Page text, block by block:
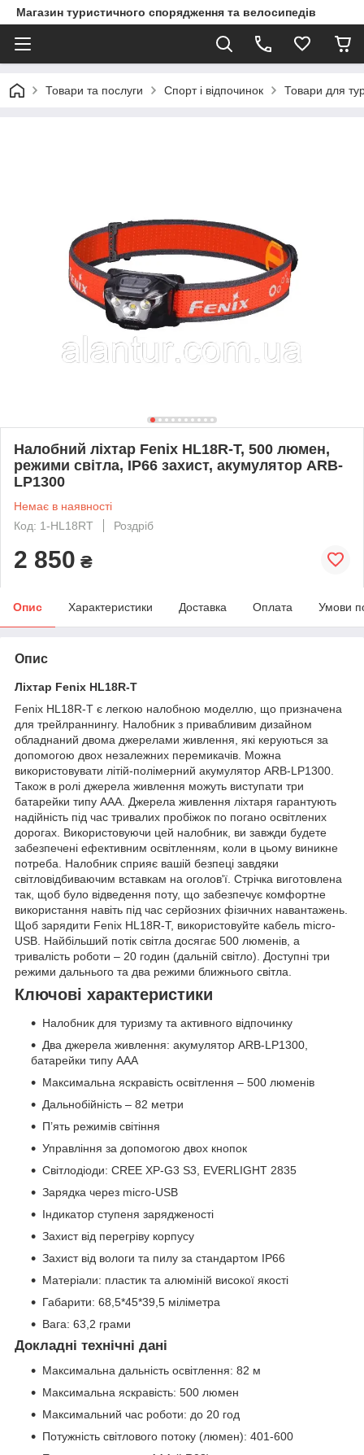
Магазин туристичного спорядження та велосипедів
Товари та послуги Спорт і відпочинок Товари для
Налобний ліхтар Fenix HL18R-T, 500 люмен,
режими світла, IP66 захист, акумулятор ARB-
LP1300
Немає в наявності
Код: 1-HL18RT
Роздріб
2 850 ₴
Опис Характеристики Доставка Оплата Умови
Опис
Ліхтар Fenix HL18R-T
Fenix HL18R-T є легкою налобною моделлю, що призначена
для трейлраннингу. Налобник з привабливим дизайном
обладнаний двома джерелами живлення, які керуються за
допомогою двох незалежних перемикачів. Можна
використовувати літій-полімерний акумулятор ARB-LP1300.
Також в ролі джерела живлення можуть виступати три
батарейки типу AAA. Джерела живлення ліхтаря гарантують
надійність під час тривалих пробіжок по погано освітлених
дорогах. Використовуючи цей налобник, ви завжди будете
забезпечені ефективним освітленням, коли в цьому виникне
потреба. Налобник сприяє вашій безпеці завдяки
світловідбиваючим вставкам на оголов'ї. Стрічка виготовлена
так, щоб було відведення поту, що забезпечує комфортне
використання навіть під час серйозних фізичних навантажень.
Щоб зарядити Fenix HL18R-T, використовуйте кабель micro-
USB. Найбільший потік світла досягає 500 люменів, а
тривалість роботи – 20 годин (дальній світло). Доступні три
режими дальнього та два режими ближнього світла.
Ключові характеристики
Налобник для туризму та активного відпочинку
Два джерела живлення: акумулятор ARB-LP1300,
батарейки типу AAA
Максимальна яскравість освітлення – 500 люменів
Дальнобійність – 82 метри
П’ять режимів світіння
Управління за допомогою двох кнопок
Світлодіоди: CREE XP-G3 S3, EVERLIGHT 2835
Зарядка через micro-USB
Індикатор ступеня зарядженості
Захист від перегріву корпусу
Захист від вологи та пилу за стандартом IP66
Матеріали: пластик та алюміній високої якості
Габарити: 68,5*45*39,5 міліметра
Вага: 63,2 грами
Докладні технічні дані
Максимальна дальність освітлення: 82 м
Максимальна яскравість: 500 люмен
Максимальний час роботи: до 20 год
Потужність світлового потоку (люмен): 401-600